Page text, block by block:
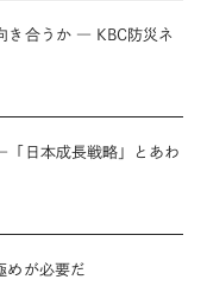
き合うか ― KBC防災ネ
「日本成長戦略」とあわ
めが必要だ